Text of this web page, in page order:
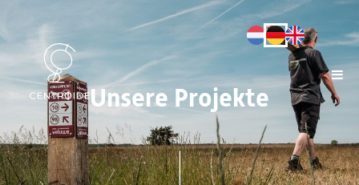
Unsere Projekte